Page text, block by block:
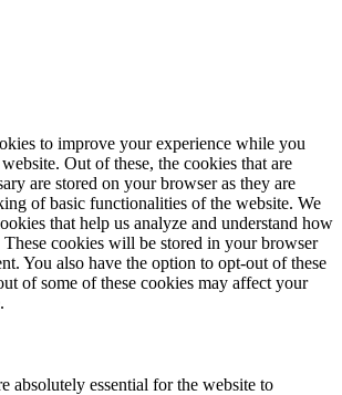
to improve your experience while you
Out of these, the cookies that are
are stored on your browser as they are
of basic functionalities of the website. We
that help us analyze and understand how
cookies will be stored in your browser
You also have the option to opt-out of these
of some of these cookies may affect your
absolutely essential for the website to